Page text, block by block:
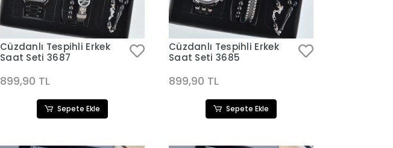
Cüzdanlı Tespihli Erkek
Saat Seti 3687
899,90 TL
Sepete Ekle
Cüzdanlı Tespihli Erkek
Saat Seti 3685
899,90 TL
Sepete Ekle